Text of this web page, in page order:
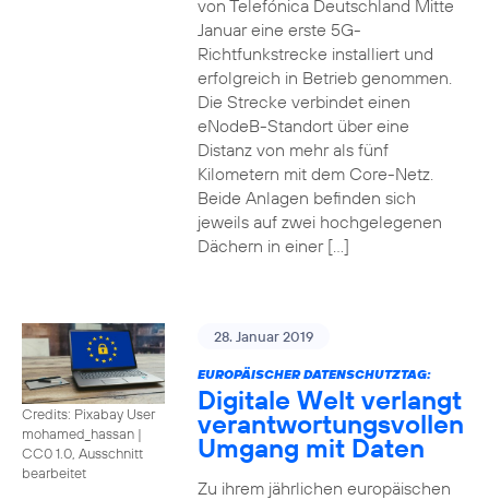
von Telefónica Deutschland Mitte
Januar eine erste 5G-
Richtfunkstrecke installiert und
erfolgreich in Betrieb genommen.
Die Strecke verbindet einen
eNodeB-Standort über eine
Distanz von mehr als fünf
Kilometern mit dem Core-Netz.
Beide Anlagen befinden sich
jeweils auf zwei hochgelegenen
Dächern in einer […]
Credits: Pixabay User
mohamed_hassan |
CC0 1.0, Ausschnitt
bearbeitet
28. Januar 2019
EUROPÄISCHER DATENSCHUTZTAG:
Digitale Welt verlangt
verantwortungsvollen
Umgang mit Daten
Zu ihrem jährlichen europäischen